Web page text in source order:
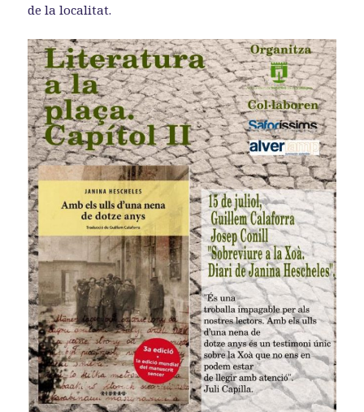
de la localitat.